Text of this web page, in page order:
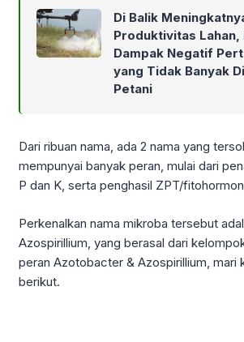
Di Balik
Produktivitas Lahan,
Dampak Negatif
yang Tidak Banyak
Petani
Dari ribuan nama, ada 2 nama yang
mempunyai banyak peran, mulai dari
P dan K, serta penghasil ZPT/
Perkenalkan nama mikroba tersebut
Azospirillium, yang berasal dari
peran Azotobacter & Azospirillium, mari
berikut.